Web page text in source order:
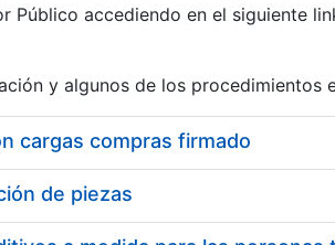
Público accediendo en el siguiente
y algunos de los procedimientos
cargas compras firmado
de piezas